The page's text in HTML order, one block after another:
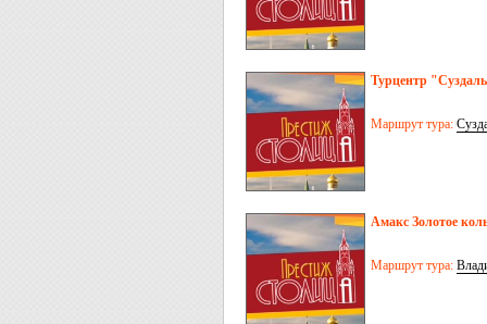
Турцентр
Маршрут тура:
Амакс Золотое
Маршрут тура: